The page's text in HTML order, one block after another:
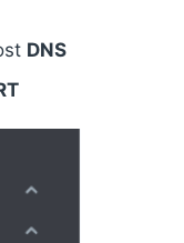
DNS